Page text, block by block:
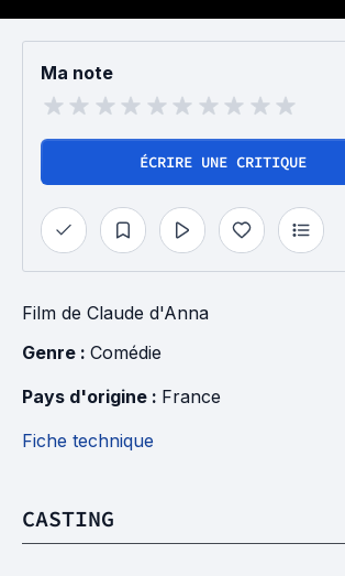
Ma note
ÉCRIRE UNE CRITIQUE
Film de Claude d'Anna
Genre : Comédie
Pays d'origine : France
Fiche technique
CASTING